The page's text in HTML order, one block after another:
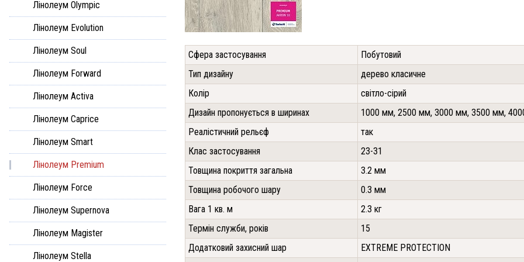
Лінолеум Olympic
Лінолеум Evolution
Лінолеум Soul
Лінолеум Forward
Лінолеум Activa
Лінолеум Caprice
Лінолеум Smart
Лінолеум Premium
Лінолеум Force
Лінолеум Supernova
Лінолеум Magister
Лінолеум Stella
Сфера застосування
Побутовий
Тип дизайну
дерево класичне
Колір
світло-сірий
Дизайн пропонується в ширинах
1000 мм, 2500 мм, 3000 мм, 3500 мм,
Реалістичний рельєф
так
Клас застосування
23-31
Товщина покриття загальна
3.2 мм
Товщина робочого шару
0.3 мм
Вага 1 кв. м
2.3 кг
Термін служби, років
15
Додатковий захисний шар
EXTREME PROTECTION